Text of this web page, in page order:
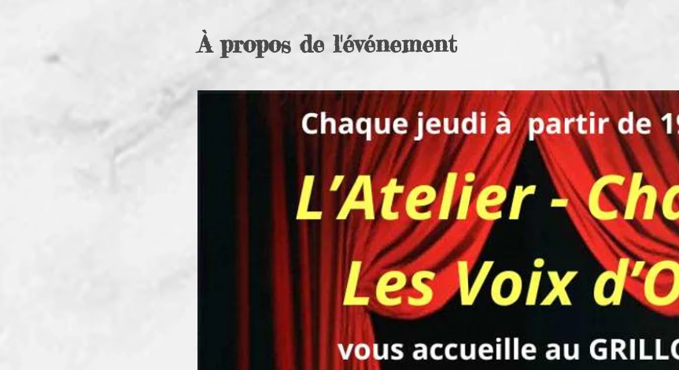
À propos de l'événement